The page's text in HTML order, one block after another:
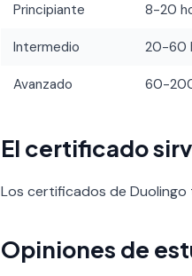
Principiante 8-20
Intermedio 20-60
Avanzado 60-
El certificado
Los certificados de Duolingo
Opiniones de